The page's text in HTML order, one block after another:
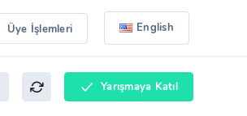
Üye İşlemleri English
Yarışmaya Katıl